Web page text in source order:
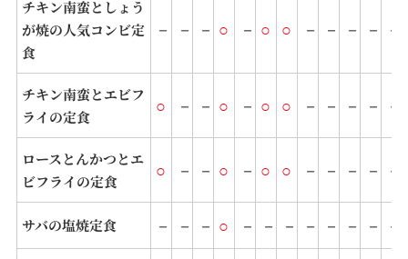
チキン南蛮としょう
が焼の人気コンビ定
食
－ － － ○ － ○ ○ － － － － －
チキン南蛮とエビフ
ライの定食
○ － － ○ － ○ ○ － － － － －
ロースとんかつとエ
ビフライの定食
○ － － ○ － ○ ○ － － － － －
サバの塩焼定食 － － － ○ － － － － － － － －